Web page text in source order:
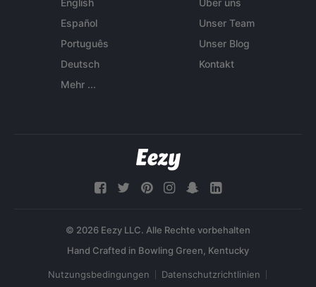
English
Español
Português
Deutsch
Mehr ...
Über uns
Unser Team
Unser Blog
Kontakt
© 2026 Eezy LLC. Alle Rechte vorbehalten
Nutzungsbedingungen Datenschutzrichtlinien